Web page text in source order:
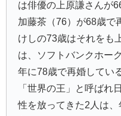
は俳優の上原謙さんが
加藤茶（76）が68歳で
けしの73歳はそれをも
は、ソフトバンクホー
年に78歳で再婚してい
「世界の王」と呼ばれ
性を放ってきた2人は